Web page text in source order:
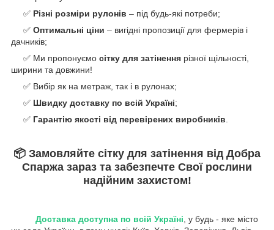
✅ Різні розміри рулонів – під будь-які потреби;
✅ Оптимальні ціни – вигідні пропозиції для фермерів і
дачників;
✅ Ми пропонуємо сітку для затінення різної щільності,
ширини та довжини!
✅ Вибір як на метраж, так і в рулонах;
✅ Швидку доставку по всій Україні;
✅ Гарантію якості від перевірених виробників
📦 Замовляйте сітку для затінення від Добра
Спаржа зараз та забезпечте Cвої рослини
надійним захистом!
Доставка доступна по всій Україні , у будь - яке місто